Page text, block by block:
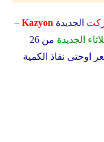
الجديدة Kazyon
–
الجديدة
من 26
اوحتى نفاذ الكمية